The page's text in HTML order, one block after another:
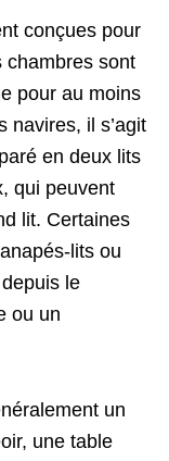
conçues pour
chambres sont
pour au moins
navires, il s’agit
en deux lits
qui peuvent
lit. Certaines
lits ou
le
ou un
un
une table